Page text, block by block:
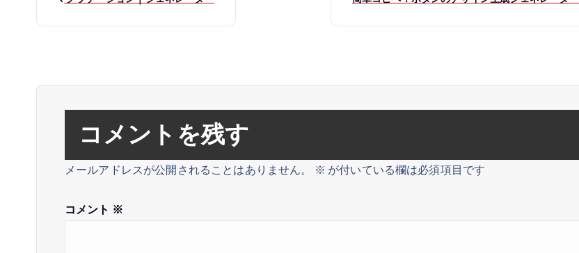
ゲ
コメントを残す
メールアドレスが公開されることはありません。 ※ が付いている欄は必須項目です
コメント ※